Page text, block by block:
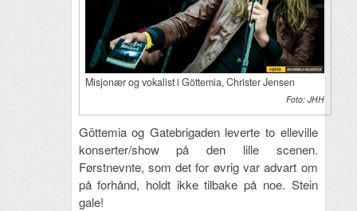
Misjonær og vokalist i Göttemia, Christer Jensen
Foto: JHH
Göttemia og Gatebrigaden leverte to elleville
konserter/show på den lille scenen.
Førstnevnte, som det for øvrig var advart om
på forhånd, holdt ikke tilbake på noe. Stein
gale!